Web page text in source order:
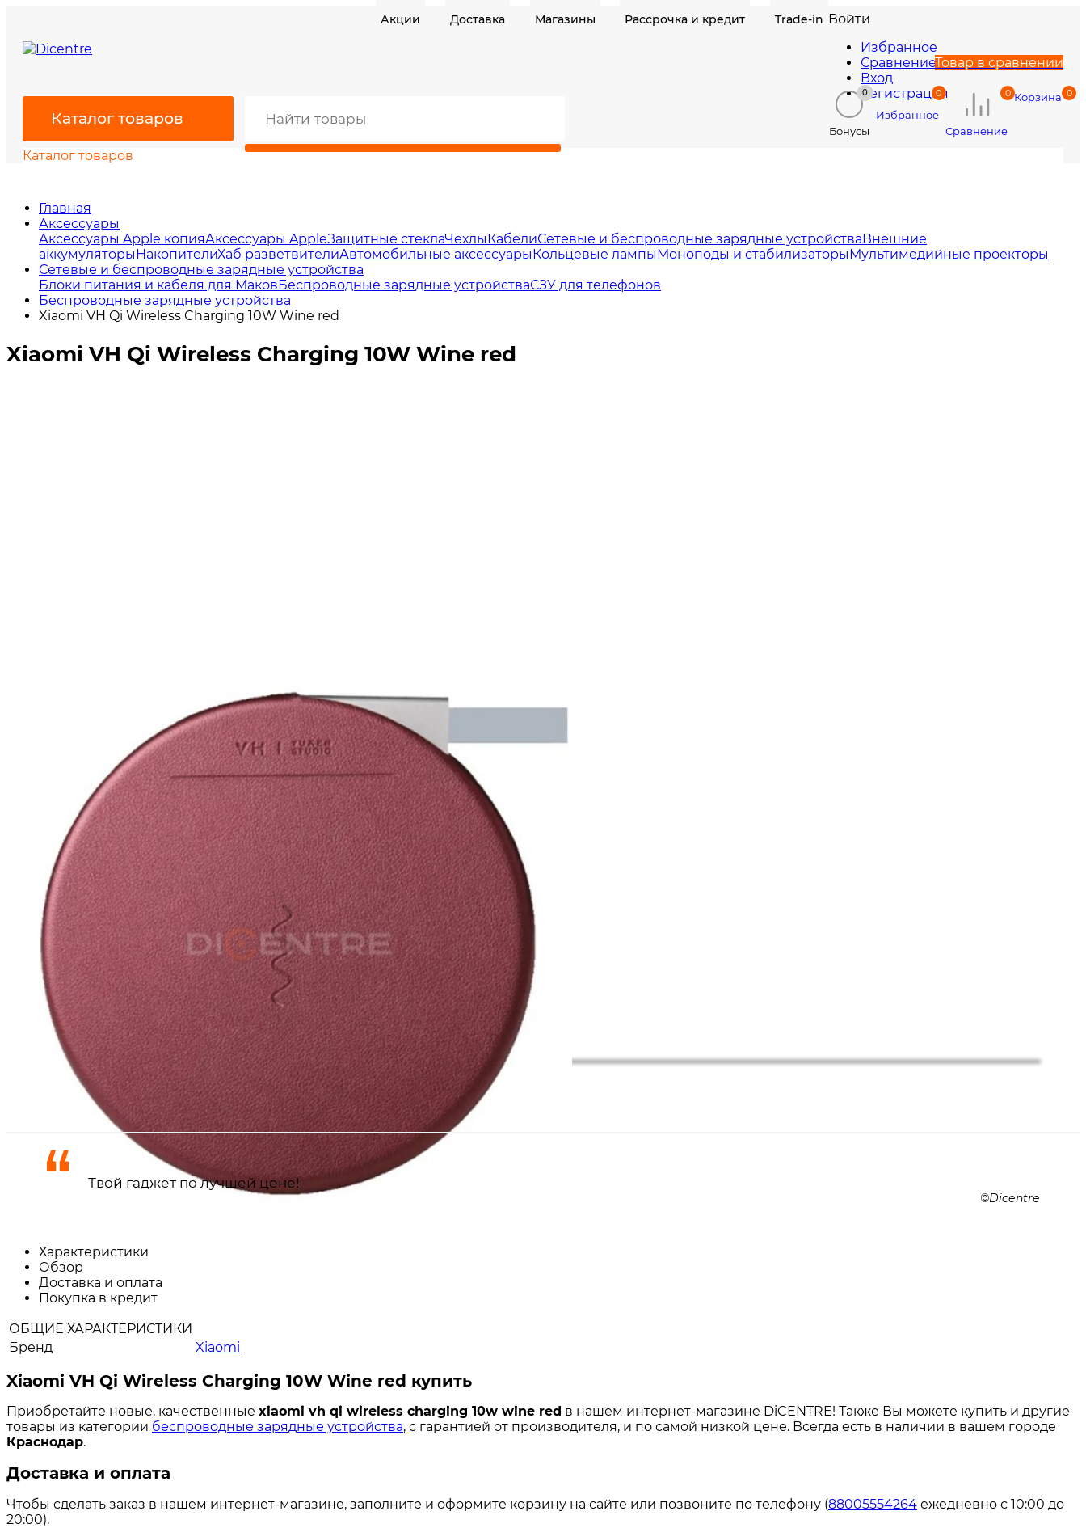
Акции Доставка Магазины Рассрочка и кредит Trade-in Войти
Избранное
СравнениеТовар в сравнении
Вход
Регистрация
Каталог товаров
0
Бонусы
0
Избранное
0
Сравнение
0
Корзина
Каталог товаров
Главная
Аксессуары
Аксессуары Apple копияАксессуары AppleЗащитные стеклаЧехлыКабелиСетевые и беспроводные зарядные устройстваВнешние
аккумуляторыНакопителиХаб разветвителиАвтомобильные аксессуарыКольцевые лампыМоноподы и стабилизаторыМультимедийные проекторы
Сетевые и беспроводные зарядные устройства
Блоки питания и кабеля для МаковБеспроводные зарядные устройстваСЗУ для телефонов
Беспроводные зарядные устройства
Xiaomi VH Qi Wireless Charging 10W Wine red
Xiaomi VH Qi Wireless Charging 10W Wine red
490₽
550 ₽ цена в магазине
Уведомить о поступлении
Твой гаджет по лучшей цене!
Dicentre
Характеристики
Обзор
Доставка и оплата
Покупка в кредит
ОБЩИЕ ХАРАКТЕРИСТИКИ
Бренд
Xiaomi
Xiaomi VH Qi Wireless Charging 10W Wine red купить
Приобретайте новые, качественные xiaomi vh qi wireless charging 10w wine red в нашем интернет-магазине DiCENTRE! Также Вы можете купить и другие
товары из категории беспроводные зарядные устройства, с гарантией от производителя, и по самой низкой цене. Всегда есть в наличии в вашем городе
Краснодар.
Доставка и оплата
Чтобы сделать заказ в нашем интернет-магазине, заполните и оформите корзину на сайте или позвоните по телефону (88005554264 ежедневно с 10:00 до
20:00).